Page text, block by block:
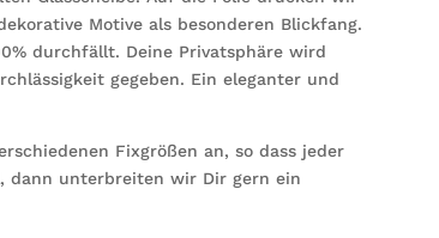
Motive als besonderen Blickfang.
durchfällt. Deine Privatsphäre wird
gegeben. Ein eleganter und
Fixgrößen an, so dass jeder
dann unterbreiten wir Dir gern ein